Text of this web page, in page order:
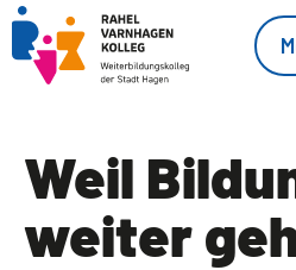
Zum
Inhalt
springen
Weil
weiter